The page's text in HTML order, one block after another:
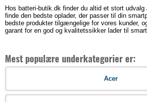
Hos batteri-butik.dk finder du altid et stort
finde den bedste oplader, der passer til din
bedste produkter tilgængelige for vores kunder,
garant for en god og kvalitetssikker lader til
Mest populære underkategorier er:
Acer